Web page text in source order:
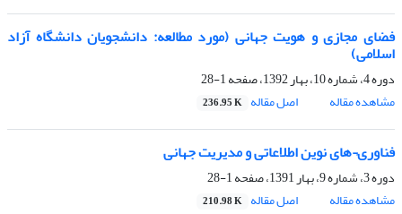
فضای مجازی و هویت جهانی (مورد مطالعه: دانشجویان دانشگاه آزاد
اسلامی)
دوره 4، شماره 10، بهار 1392، صفحه
1-28
مشاهده مقاله
اصل مقاله 236.95 K
فناوری¬های نوین اطلاعاتی و مدیریت جهانی
دوره 3، شماره 9، بهار 1391، صفحه
1-28
مشاهده مقاله
اصل مقاله 210.98 K